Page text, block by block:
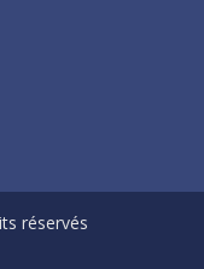
réservés